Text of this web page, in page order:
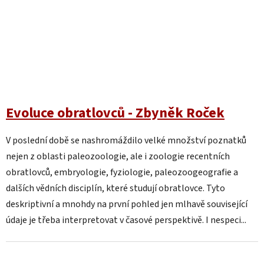
Evoluce obratlovců - Zbyněk Roček
V poslední době se nashromáždilo velké množství poznatků
nejen z oblasti paleozoologie, ale i zoologie recentních
obratlovců, embryologie, fyziologie, paleozoogeografie a
dalších vědních disciplín, které studují obratlovce. Tyto
deskriptivní a mnohdy na první pohled jen mlhavě související
údaje je třeba interpretovat v časové perspektivě. I nespeci...